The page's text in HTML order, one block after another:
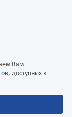
Вам
, доступных к